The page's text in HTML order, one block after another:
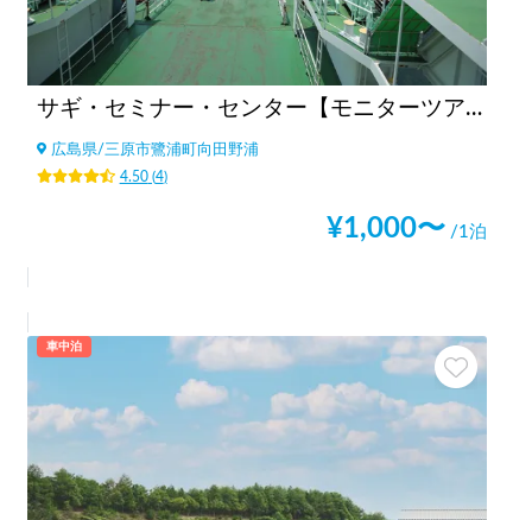
サギ・セミナー・センター【モニターツアー2021年1月終了】
広島県/ 三原市鷺浦町向田野浦
4.50(4)
¥1,000〜 /1泊
車中泊